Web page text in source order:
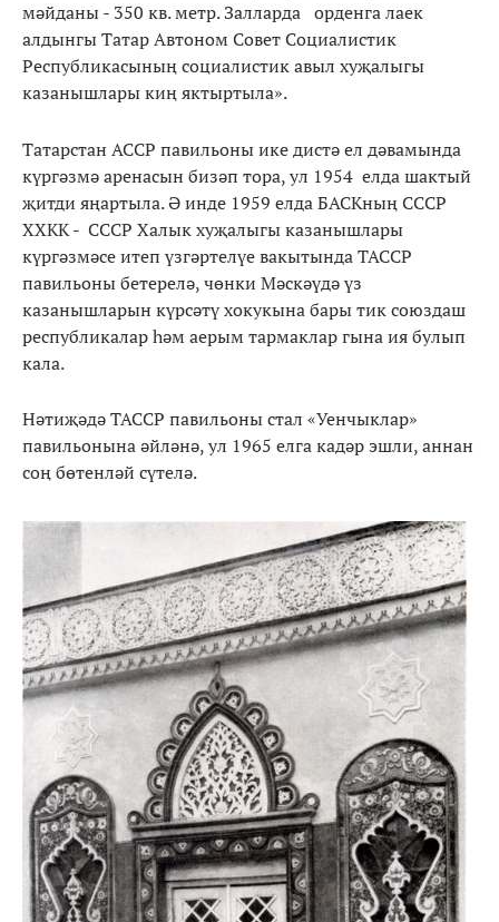
мәйданы - 350 кв. метр. Залларда орденга лаек
алдынгы Татар Автоном Совет Социалистик
Республикасының социалистик авыл хуҗалыгы
казанышлары киң яктыртыла».
Татарстан АССР павильоны ике дистә ел дәвамында
күргәзмә аренасын бизәп тора, ул 1954 елда шактый
җитди яңартыла. Ә инде 1959 елда БАСКның СССР
ХХКК - СССР Халык хуҗалыгы казанышлары
күргәзмәсе итеп үзгәртелүе вакытында ТАССР
павильоны бетерелә, чөнки Мәскәүдә үз
казанышларын күрсәтү хокукына бары тик союздаш
республикалар һәм аерым тармаклар гына ия булып
кала.
Нәтиҗәдә ТАССР павильоны стал «Уенчыклар»
павильонына әйләнә, ул 1965 елга кадәр эшли, аннан
соң бөтенләй сүтелә.